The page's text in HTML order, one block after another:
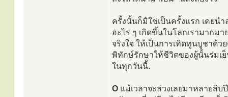
ครั้งนั้นก็มิใช่เป็นครั้งแรก เคยน
อะไร ๆ เกิดขึ้นในโลกเรามาก
จริงใจ ให้เป็นการเทิดทูนบูชาด้
พิทักษ์รักษาให้ชีวิตของผู้นั้นร่มเ
ในทุกวันนี้.
O แม้เวลาจะล่วงเลยมาหลายสิ